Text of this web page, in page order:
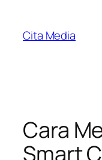
content
Cita Media
Cara
Smart